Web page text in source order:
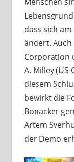
dass sich
ändert. Auch
Corporation
A. Milley (US
diesem
bewirkt die
Bonacker
Artem
der Demo